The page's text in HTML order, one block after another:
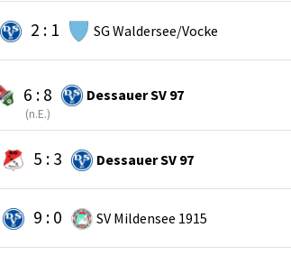
2 : 1 SG Waldersee/Vocke
6 : 8
(n.E.)
Dessauer SV 97
5 : 3 Dessauer SV 97
9 : 0 SV Mildensee 1915